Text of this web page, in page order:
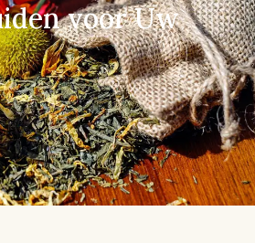
voor Uw